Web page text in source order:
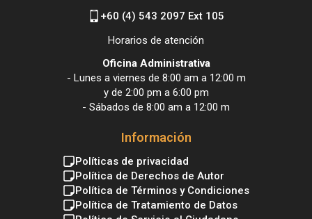
+60 (4) 543 2097 Ext 105
Horarios de atención
Oficina Administrativa
- Lunes a viernes de 8:00 am a 12:00 m
y de 2:00 pm a 6:00 pm
- Sábados de 8:00 am a 12:00 m
Información
Políticas de privacidad
Política de Derechos de Autor
Política de Términos y Condiciones
Política de Tratamiento de Datos